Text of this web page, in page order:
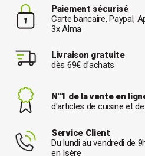
L’arrosage est un geste essentiel
Entrearrosoirs classiques,
d’irrigation et produits de
facilitent le transport de terre,
organisation optimale.
Comment aménager un
esthétique ?
Optimiser son potager
espaces
Paiement sécurisé
Carte bancaire, Paypal,
3x Alma
Livraison gratuite
dès 69€ d’achats
N°1 de la vente en
d'articles de cuisine et
Service Client
Du lundi au vendredi de
en Isère